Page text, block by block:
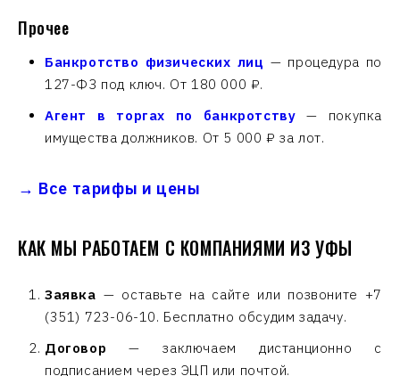
Прочее
Банкротство физических лиц — процедура по
127-ФЗ под ключ. От 180 000 ₽.
Агент в торгах по банкротству — покупка
имущества должников. От 5 000 ₽ за лот.
→ Все тарифы и цены
КАК МЫ РАБОТАЕМ С КОМПАНИЯМИ ИЗ УФЫ
Заявка — оставьте на сайте или позвоните +7
(351) 723-06-10. Бесплатно обсудим задачу.
Договор — заключаем дистанционно с
подписанием через ЭЦП или почтой.